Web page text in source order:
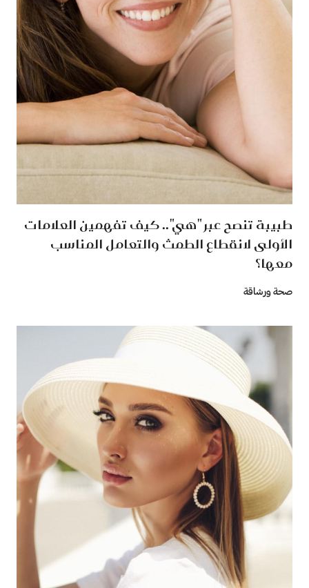
طبيبة تنصح عبر "هي".. كيف تفهمين العلامات
الأولى لانقطاع الطمث والتعامل المناسب
معها؟
صحة ورشاقة